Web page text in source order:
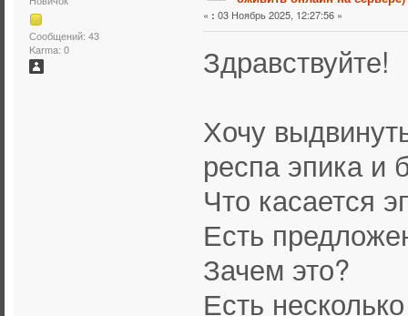
Сообщений: 43
Karma: 0
« : 03 Ноябрь 2025, 12:27:56 »
Здравствуйте!
Хочу
респа эпика и
Что касается
Есть
Зачем это?
Есть